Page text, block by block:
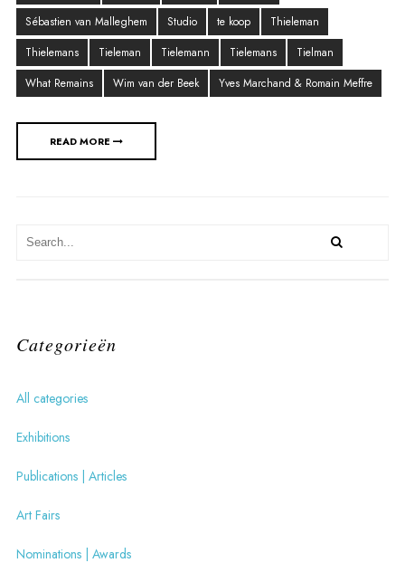
Sébastien van Malleghem
Studio te koop
Thieleman
Thielemans
Tieleman Tielemann Tielemans
Tielman
What Remains
Wim van der Beek Yves Marchand & Romain Meffre
READ MORE
Categorieën
All categories
Exhibitions
Publications | Articles
Art Fairs
Nominations | Awards